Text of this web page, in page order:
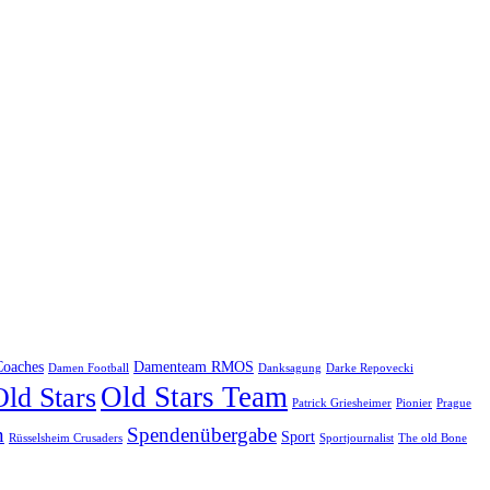
Damen Football Damenteam RMOS Danksagung Darke Repovecki
StarsOld Stars Team Patrick Griesheimer Pionier Prague
Rüsselsheim Crusaders Spendenübergabe Sport Sportjournalist The old Bone